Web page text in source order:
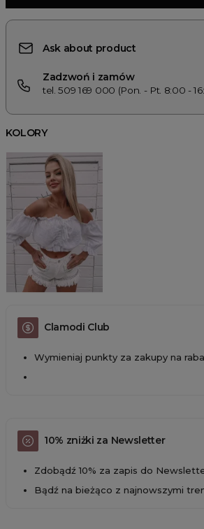
Ask about product
Zadzwoń i zamów
tel. 509 169 000 (Pon. - Pt. 8:00 -
KOLORY
Clamodi Club
Wymieniaj punkty za zakupy na
10% zniżki za Newsletter
Zdobądź 10% za zapis do
Bądź na bieżąco z najnowszymi